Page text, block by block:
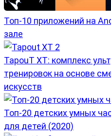
Топ-10 приложений на
зале
TapouT XT: комплекс
тренировок на основе
искусств
Топ-20 детских умных
для детей (2020)